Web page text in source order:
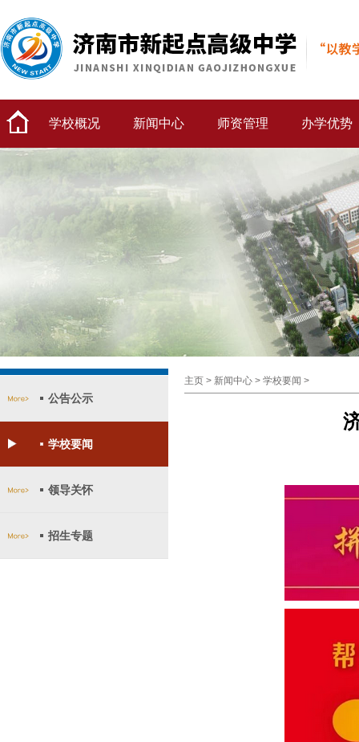
学校概况 新闻中心 师资管理 办学优势
公告公示
学校要闻
领导关怀
招生专题
主页 > 新闻中心 > 学校要闻 >